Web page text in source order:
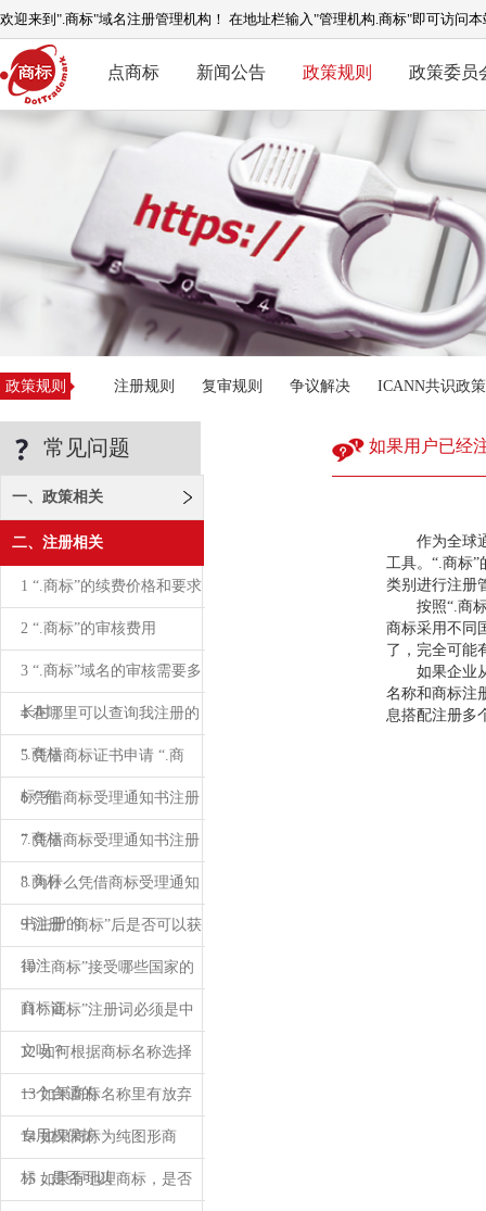
欢迎来到".商标"域名注册管理机构！ 在地址栏输入"管理机构.商标"即可访问本
点商标 新闻公告 政策规则 政策委员
政策规则 注册规则 复审规则 争议解决 ICANN共识政策
常见问题
一、政策相关
二、注册相关
1 “.商标”的续费价格和要求
2 “.商标”的审核费用
3 “.商标”域名的审核需要多
长时
4 在哪里可以查询我注册的
“.商标
5 凭借商标证书申请 “.商
标”有
6 凭借商标受理通知书注册
“.商标
7 凭借商标受理通知书注册
“.商标
8 为什么凭借商标受理通知
书注册的
9 注册“.商标”后是否可以获
得注
10 “.商标”接受哪些国家的
商标证
11 “.商标”注册词必须是中
文吗？
12 如何根据商标名称选择
一个合适的
13 如果商标名称里有放弃
专用权保护
14 如果商标为纯图形商
标，是否可以
15 如果有地理商标，是否
如果用户已经
作为全球通
工具。“.商标
类别进行注册
按照“.商标”
商标采用不同
了，完全可能
如果企业从
名称和商标注
息搭配注册多